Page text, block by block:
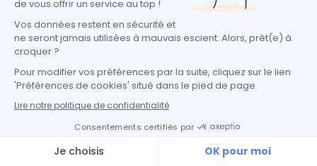
dentaire à Chypre 🦷🇨🇾 !